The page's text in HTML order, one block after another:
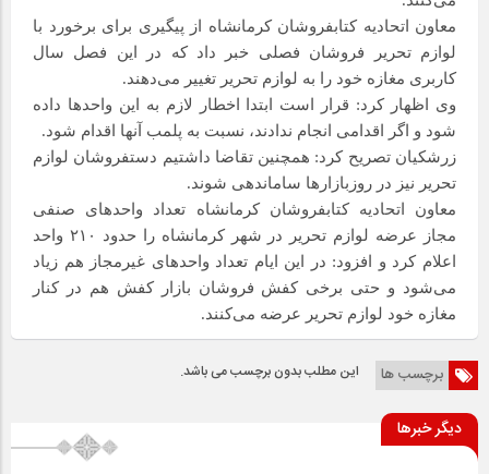
معاون اتحادیه کتابفروشان کرمانشاه از پیگیری برای برخورد با
لوازم تحریر فروشان فصلی خبر داد که در این فصل سال
کاربری مغازه خود را به لوازم تحریر تغییر می‌دهند.
وی اظهار کرد: قرار است ابتدا اخطار لازم به این واحدها داده
شود و اگر اقدامی انجام ندادند، نسبت به پلمب آنها اقدام شود.
زرشکیان تصریح کرد: همچنین تقاضا داشتیم دستفروشان لوازم
تحریر نیز در روزبازارها ساماندهی شوند.
معاون اتحادیه کتابفروشان کرمانشاه تعداد واحدهای صنفی
مجاز عرضه لوازم تحریر در شهر کرمانشاه را حدود ۲۱۰ واحد
اعلام کرد و افزود: در این ایام تعداد واحدهای غیرمجاز هم زیاد
می‌شود و حتی برخی کفش فروشان بازار کفش هم در کنار
مغازه خود لوازم تحریر عرضه می‌کنند.
برچسب ها این مطلب بدون برچسب می باشد.
دیگر خبرها